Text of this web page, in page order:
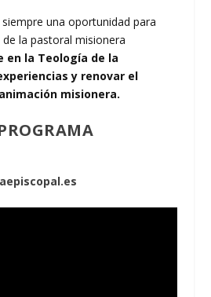
una oportunidad para
la pastoral misionera
en la Teología de la
y renovar el
misionera.